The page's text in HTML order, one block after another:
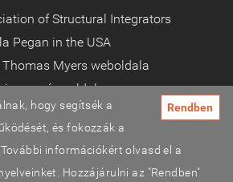
of Structural Integrators
Pegan in the USA
Myers weboldala
oldala
Rendben
hogy segítsék a
és fokozzák a
információkért olvasd el a
Hozzájárulni az "Rendben"